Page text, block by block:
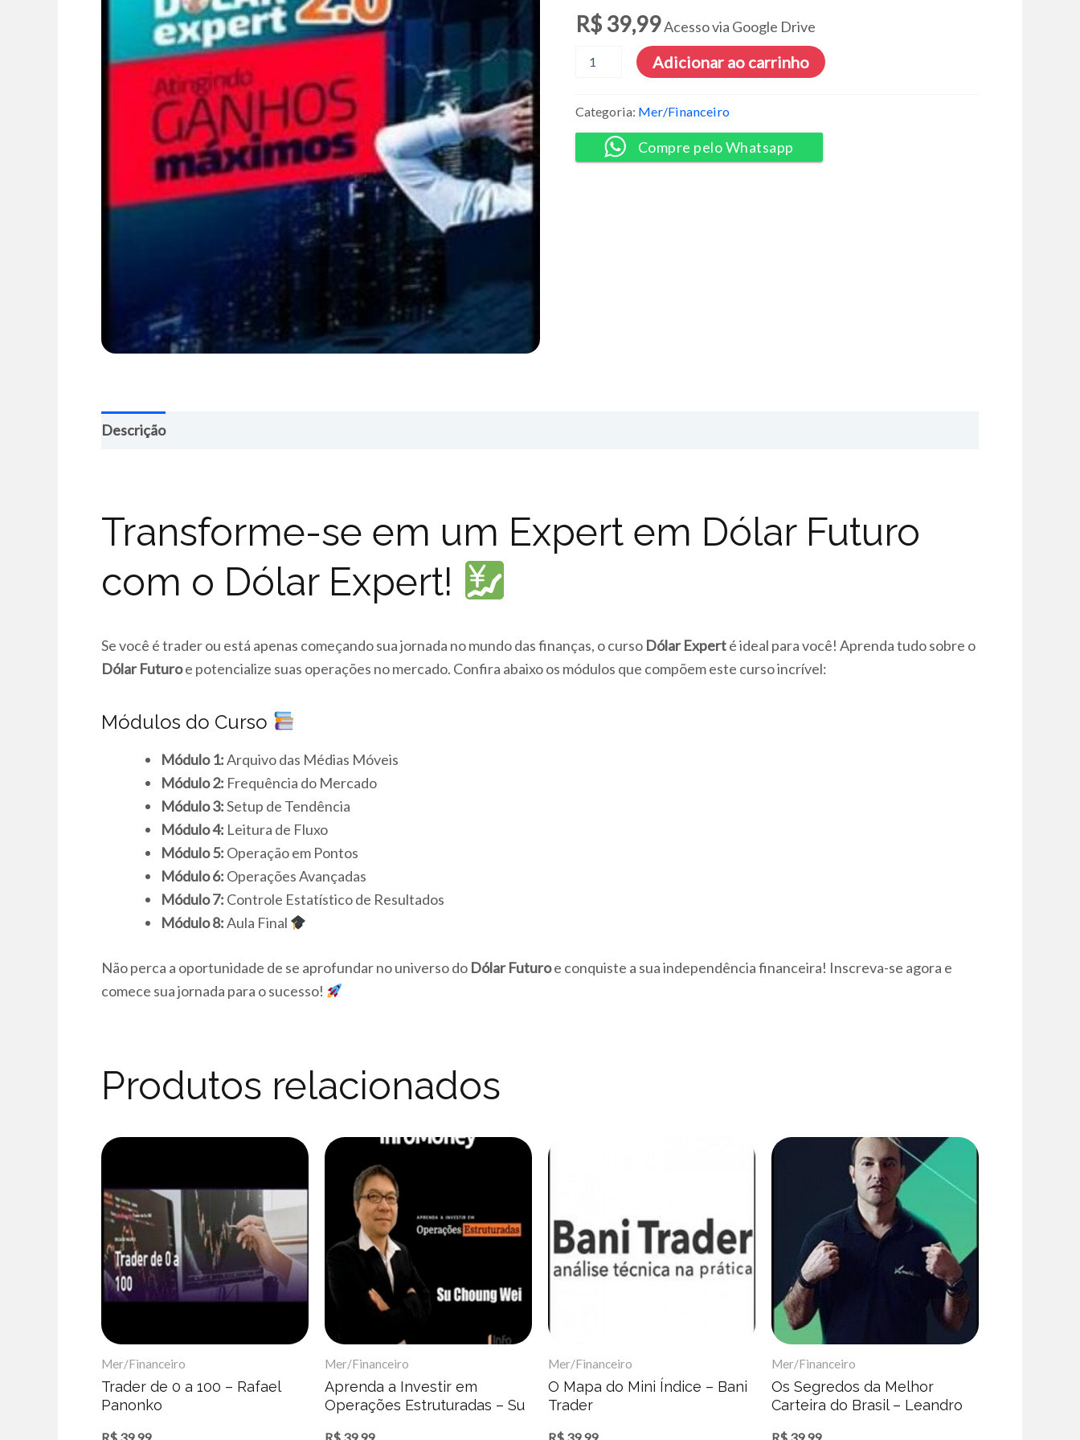
R$39,99Acesso via Google Drive
Dolar
-
Rodney
quantidade
Adicionar ao carrinho
Categoria: Mer/Financeiro
Compre pelo Whatsapp
Descrição
Transforme-se em um Expert em Dólar Futuro
com o Dólar Expert!
Se você é trader ou está apenas começando sua jornada no mundo das finanças, o curso Dólar Experté ideal para você! Aprenda tudo sobre o
Dólar Futuroe potencialize suas operações no mercado. Confira abaixo os módulos que compõem este curso incrível:
Módulos do Curso
Módulo 1:Arquivo das Médias Móveis
Módulo 2: Frequência do Mercado
Módulo 3:Setup de Tendência
Módulo 4: Leitura de Fluxo
Módulo 5: Operação em Pontos
Módulo 6: Operações Avançadas
Módulo 7: Controle Estatístico de Resultados
Módulo 8:Aula Final
Não perca a oportunidade de se aprofundar no universo do Dólar Futuroe conquiste a sua independência financeira! Inscreva-se agora e
comece sua jornada para o sucesso!
Produtos relacionados
Mer/Financeiro
Trader de 0 a 100 – Rafael
Panonko
Mer/Financeiro
Aprenda a Investir em
Operações Estruturadas – Su
Mer/Financeiro
O Mapa do Mini Índice – Bani
Trader
Mer/Financeiro
Os Segredos da Melhor
Carteira do Brasil – Leandro